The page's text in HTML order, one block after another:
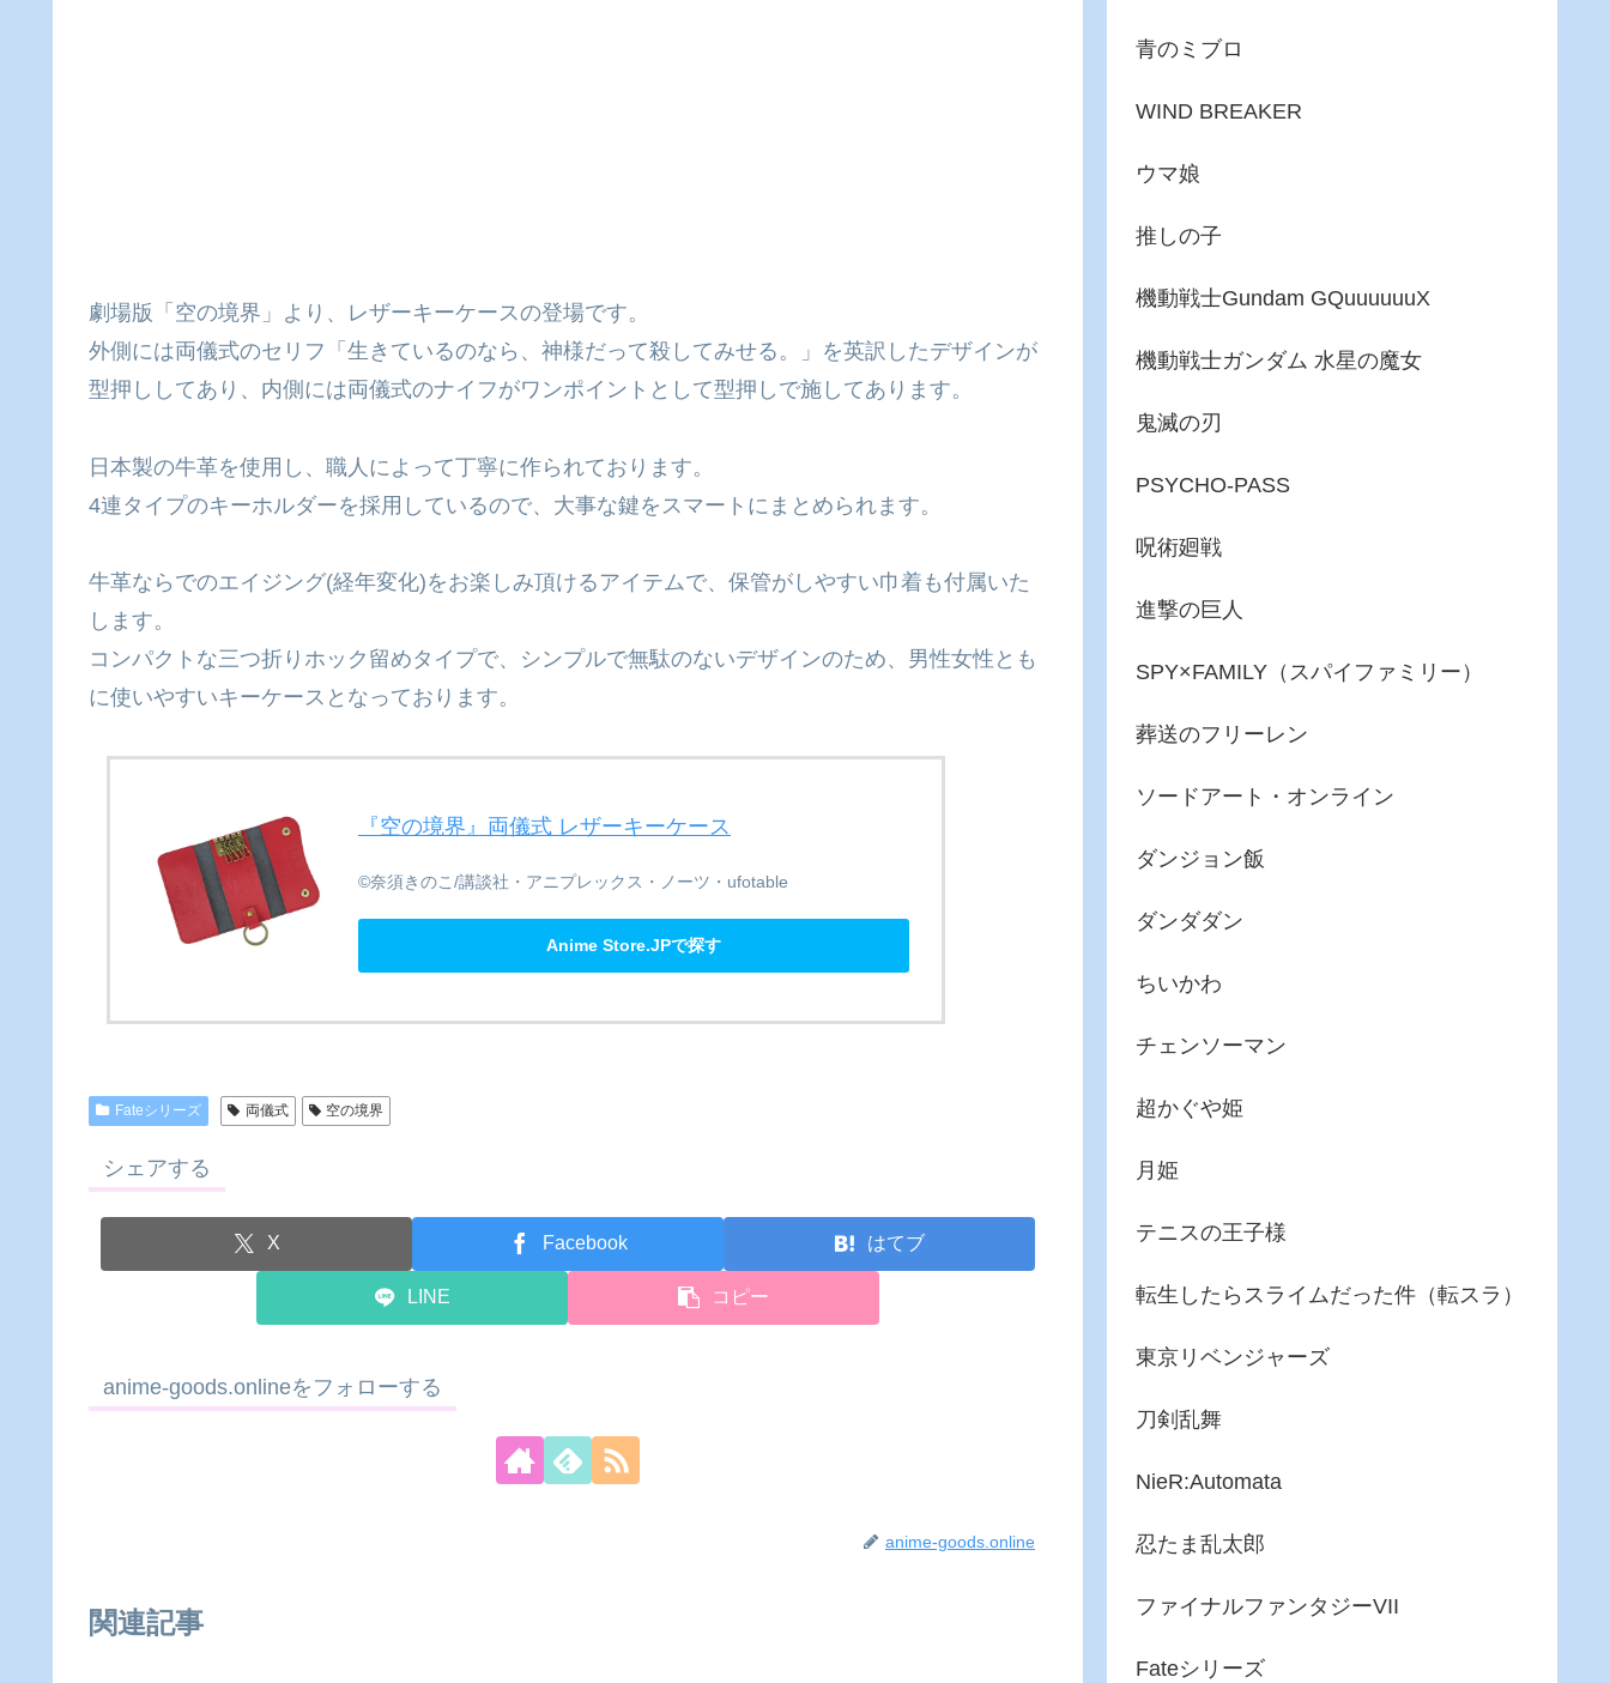
劇場版「空の境界」より、レザーキーケースの登場です。
外側には両儀式のセリフ「生きているのなら、神様だって殺してみせる。」を英訳したデザインが
型押ししてあり、内側には両儀式のナイフがワンポイントとして型押しで施してあります。
日本製の牛革を使用し、職人によって丁寧に作られております。
4連タイプのキーホルダーを採用しているので、大事な鍵をスマートにまとめられます。
牛革ならでのエイジング(経年変化)をお楽しみ頂けるアイテムで、保管がしやすい巾着も付属いた
します。
コンパクトな三つ折りホック留めタイプで、シンプルで無駄のないデザインのため、男性女性とも
に使いやすいキーケースとなっております。
『​空の​境界』両儀式 レザーキーケース
©奈須きのこ/講談社・アニプレックス・ノーツ・ufotable
Anime Store.JPで探す
Fateシリーズ 両儀式 空の境界
シェアする
X Facebook はてブ
LINE コピー
anime-goods.onlineをフォローする
anime-goods.online
関連記事
青のミブロ
WIND BREAKER
ウマ娘
推しの子
機動戦士Gundam GQuuuuuuX
機動戦士ガンダム 水星の魔女
鬼滅の刃
PSYCHO-PASS
呪術廻戦
進撃の巨人
SPY×FAMILY（スパイファミリー）
葬送のフリーレン
ソードアート・オンライン
ダンジョン飯
ダンダダン
ちいかわ
チェンソーマン
超かぐや姫
月姫
テニスの王子様
転生したらスライムだった件（転スラ）
東京リベンジャーズ
刀剣乱舞
NieR:Automata
忍たま乱太郎
ファイナルファンタジーVII
Fateシリーズ